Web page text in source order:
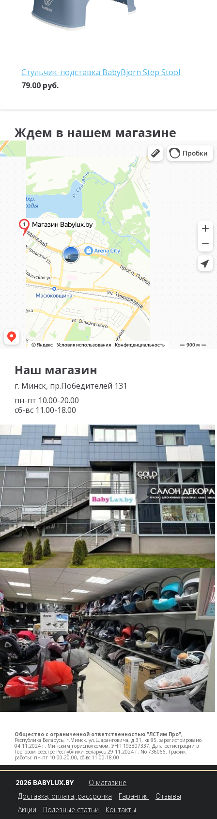
Стульчик-подставка BabyBjorn Step Stool
79.00 руб.
Ждем в нашем магазине
Наш магазин
г. Минск, пр.Победителей 131
пн-пт 10.00-20.00
сб-вс 11.00-18.00
Общество с ограниченной ответственностью "ЛСТим Про",
Республика Беларусь, г.Минск, ул.Шаранговича, д.31, кв.85, зарегистрировано
04.11.2024 г. Минским горисполкомом, УНП 193807337, Дата регистрации в
Торговом реестре Республики Беларусь 29.11.2024 г. No 736066. График
работы: пн-пт 10.00-20.00, сб-вс 11.00-18.00
2026 BABYLUX.BY
О магазине
Доставка, оплата, рассрочка
Гарантия
Отзывы
Акции
Полезные статьи Контакты